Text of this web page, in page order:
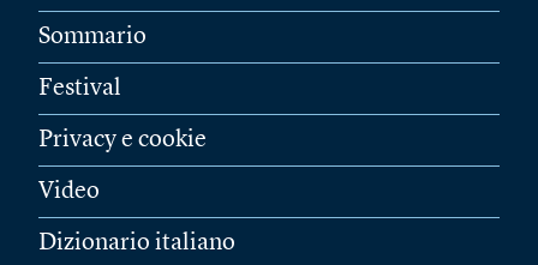
Sommario
Festival
Privacy e cookie
Video
Dizionario italiano